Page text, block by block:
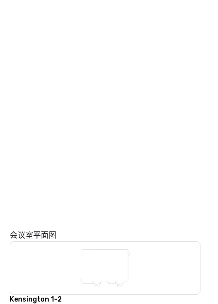
会议室平面图
Kensington 1-2